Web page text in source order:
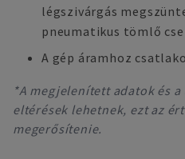
légszivárgás
pneumatikus tömlő
A gép áramhoz
*A megjelenített adatok és
eltérések lehetnek, ezt az
megerősítenie.